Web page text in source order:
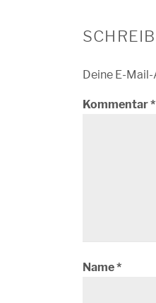
Deine E-
Kommentar*
Name*